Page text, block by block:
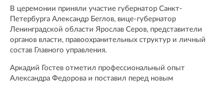
В церемонии приняли участие губернатор Санкт-
Петербурга Александр Беглов, вице-губернатор
Ленинградской области Ярослав Серов, представители
органов власти, правоохранительных структур и личный
состав Главного управления.
Аркадий Гостев отметил профессиональный опыт
Александра Федорова и поставил перед новым